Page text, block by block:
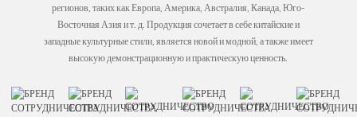
регионов, таких как Европа, Америка, Австралия, Канада, Юго-
Восточная Азия и т. д. Продукция сочетает в себе китайские и
западные культурные стили, является новой и модной, а также имеет
высокую демонстрационную и практическую ценность.